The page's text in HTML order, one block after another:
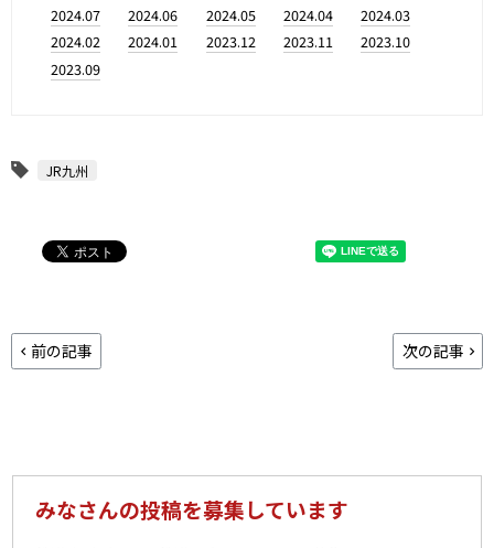
2024.07
2024.06 2024.05 2024.04
2024.03
2024.02
2024.01 2023.12 2023.11
2023.10
2023.09
JR九州
前の記事 次の記事
みなさんの投稿を募集しています